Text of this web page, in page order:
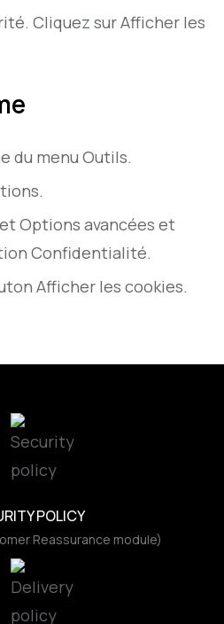
Cliquez sur Afficher les
du menu Outils.
Options avancées et
Confidentialité.
Afficher les cookies.
POLICY
Reassurance module)